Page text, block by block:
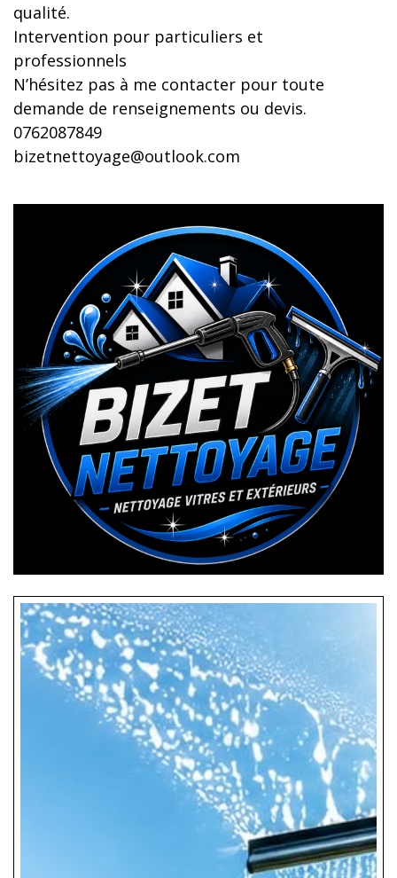
qualité.
Intervention pour particuliers et
professionnels
N’hésitez pas à me contacter pour toute
demande de renseignements ou devis.
0762087849
bizetnettoyage@outlook.com